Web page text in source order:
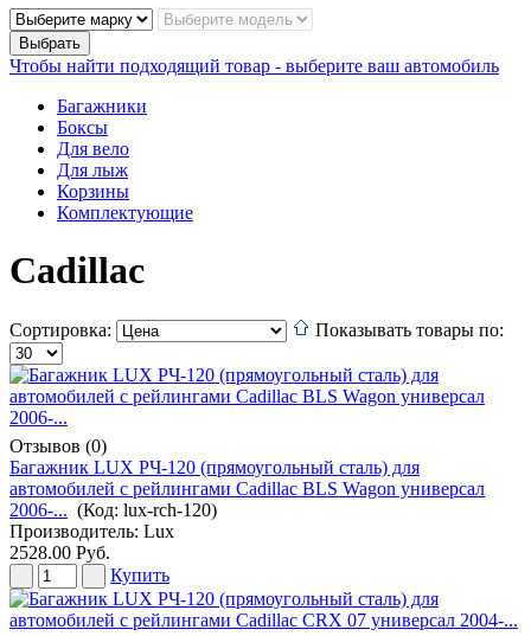
Чтобы найти подходящий товар - выберите ваш автомобиль
Багажники
Боксы
Для вело
Для лыж
Корзины
Комплектующие
Cadillac
Сортировка: Показывать товары по:
Отзывов (0)
Багажник LUX РЧ-120 (прямоугольный сталь) для
автомобилей с рейлингами Cadillac BLS Wagon универсал
2006-... (Код: lux-rch-120)
Производитель: Lux
2528.00 Руб.
Купить